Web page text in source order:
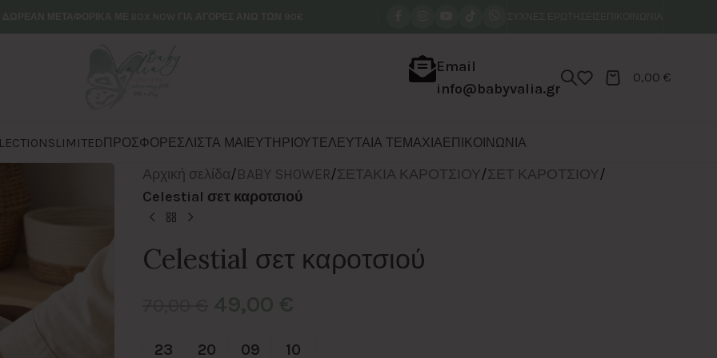
Email
info@babyvalia.gr
0,00 €
LIMITEDΠΡΟΣΦΟΡΕΣΛΙΣΤΑ ΜΑΙΕΥΤΗΡΙΟΥΤΕΛΕΥΤΑΙΑ ΤΕΜΑΧΙΑΕΠΙΚΟΙΝΩΝΙΑ
Αρχική σελίδα/BABY SHOWER/ΣΕΤΑΚΙΑ ΚΑΡΟΤΣΙΟΥ/ΣΕΤ ΚΑΡΟΤΣΙΟΥ/
Celestial σετ καροτσιού
Celestial σετ καροτσιού
23 20 09 09